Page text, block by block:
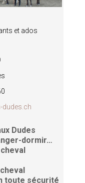
et ados
dudes.ch
Dudes
dormir…
toute sécurité